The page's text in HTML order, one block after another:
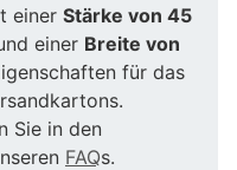
einer Stärke von 45
einer Breite von
für das
Sie in den
FAQs.